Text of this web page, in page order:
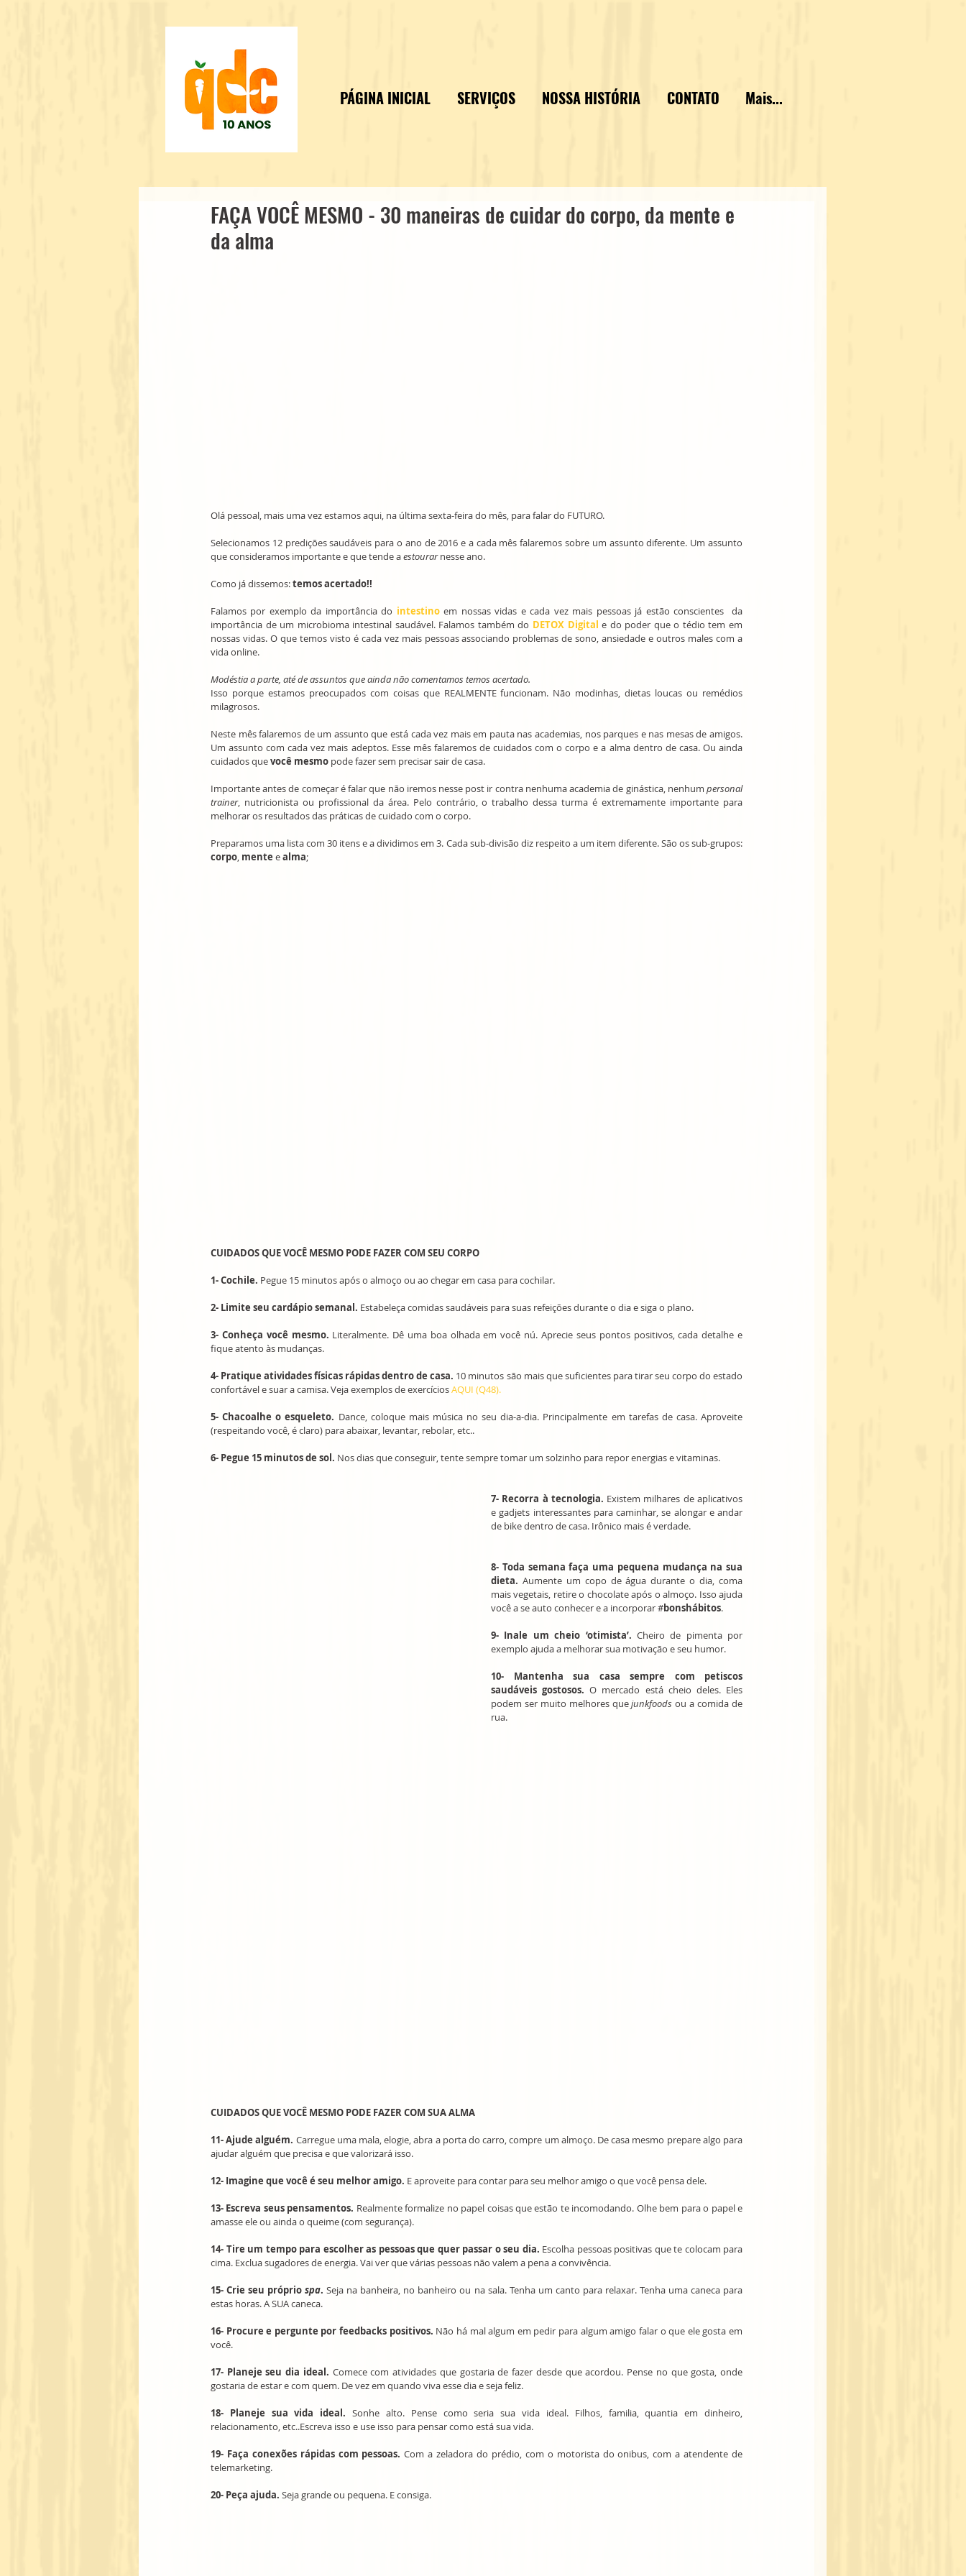
PÁGINA INICIAL SERVIÇOS NOSSA HISTÓRIA CONTATO Mais...
FAÇA VOCÊ MESMO - 30 maneiras de cuidar do corpo, da mente e
da alma
Olá pessoal, mais uma vez estamos aqui, na última sexta-feira do mês, para falar do FUTURO.
Selecionamos 12 predições saudáveis para o ano de 2016 e a cada mês falaremos sobre um assunto diferente. Um assunto
que consideramos importante e que tende a estourar nesse ano.
Como já dissemos: temos acertado!!
Falamos por exemplo da importância do intestino em nossas vidas e cada vez mais pessoas já estão conscientes  da
importância de um microbioma intestinal saudável. Falamos também do DETOX Digital e do poder que o tédio tem em
nossas vidas. O que temos visto é cada vez mais pessoas associando problemas de sono, ansiedade e outros males com a
vida online.
Modéstia a parte, até de assuntos que ainda não comentamos temos acertado.
Isso porque estamos preocupados com coisas que REALMENTE funcionam. Não modinhas, dietas loucas ou remédios
milagrosos.
Neste mês falaremos de um assunto que está cada vez mais em pauta nas academias, nos parques e nas mesas de amigos.
Um assunto com cada vez mais adeptos. Esse mês falaremos de cuidados com o corpo e a alma dentro de casa. Ou ainda
cuidados que você mesmo pode fazer sem precisar sair de casa.
Importante antes de começar é falar que não iremos nesse post ir contra nenhuma academia de ginástica, nenhum personal
trainer, nutricionista ou profissional da área. Pelo contrário, o trabalho dessa turma é extremamente importante para
melhorar os resultados das práticas de cuidado com o corpo.
corpo, mente e alma;
CUIDADOS QUE VOCÊ MESMO PODE FAZER COM SEU CORPO
1- Cochile. Pegue 15 minutos após o almoço ou ao chegar em casa para cochilar.
2- Limite seu cardápio semanal. Estabeleça comidas saudáveis para suas refeições durante o dia e siga o plano.
3- Conheça você mesmo. Literalmente. Dê uma boa olhada em você nú. Aprecie seus pontos positivos, cada detalhe e
fique atento às mudanças.
4- Pratique atividades físicas rápidas dentro de casa. 10 minutos são mais que suficientes para tirar seu corpo do estado
confortável e suar a camisa. Veja exemplos de exercícios AQUI (Q48).
5- Chacoalhe o esqueleto. Dance, coloque mais música no seu dia-a-dia. Principalmente em tarefas de casa. Aproveite
(respeitando você, é claro) para abaixar, levantar, rebolar, etc..
6- Pegue 15 minutos de sol. Nos dias que conseguir, tente sempre tomar um solzinho para repor energias e vitaminas.
7- Recorra à tecnologia. Existem milhares de aplicativos
e gadjets interessantes para caminhar, se alongar e andar
de bike dentro de casa. Irônico mais é verdade.
8- Toda semana faça uma pequena mudança na sua
dieta. Aumente um copo de água durante o dia, coma
mais vegetais, retire o chocolate após o almoço. Isso ajuda
você a se auto conhecer e a incorporar #bonshábitos.
9- Inale um cheio ‘otimista’. Cheiro de pimenta por
exemplo ajuda a melhorar sua motivação e seu humor.
10- Mantenha sua casa sempre com petiscos
saudáveis gostosos. O mercado está cheio deles. Eles
podem ser muito melhores que junkfoods ou a comida de
rua.
CUIDADOS QUE VOCÊ MESMO PODE FAZER COM SUA ALMA
11- Ajude alguém. Carregue uma mala, elogie, abra a porta do carro, compre um almoço. De casa mesmo prepare algo para
ajudar alguém que precisa e que valorizará isso.
12- Imagine que você é seu melhor amigo. E aproveite para contar para seu melhor amigo o que você pensa dele.
13- Escreva seus pensamentos. Realmente formalize no papel coisas que estão te incomodando. Olhe bem para o papel e
amasse ele ou ainda o queime (com segurança).
14- Tire um tempo para escolher as pessoas que quer passar o seu dia. Escolha pessoas positivas que te colocam para
cima. Exclua sugadores de energia. Vai ver que várias pessoas não valem a pena a convivência.
15- Crie seu próprio spa. Seja na banheira, no banheiro ou na sala. Tenha um canto para relaxar. Tenha uma caneca para
estas horas. A SUA caneca.
16- Procure e pergunte por feedbacks positivos. Não há mal algum em pedir para algum amigo falar o que ele gosta em
você.
17- Planeje seu dia ideal. Comece com atividades que gostaria de fazer desde que acordou. Pense no que gosta, onde
gostaria de estar e com quem. De vez em quando viva esse dia e seja feliz.
18- Planeje sua vida ideal. Sonhe alto. Pense como seria sua vida ideal. Filhos, familia, quantia em dinheiro,
relacionamento, etc..Escreva isso e use isso para pensar como está sua vida.
19- Faça conexões rápidas com pessoas. Com a zeladora do prédio, com o motorista do onibus, com a atendente de
telemarketing.
20- Peça ajuda. Seja grande ou pequena. E consiga.